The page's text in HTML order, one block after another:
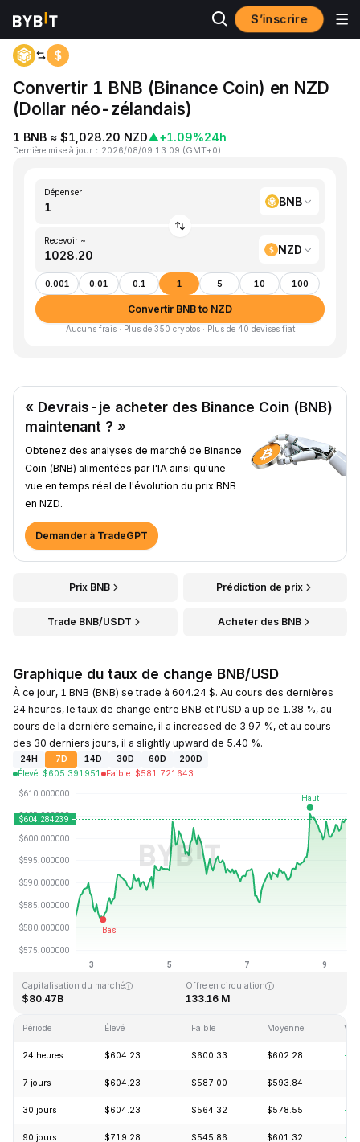
S’inscrire
Accueil
Convertir 1 BNB (Binance Coin) en NZD
(Dollar néo-zélandais)
1 BNB ≈ $1,028.20 NZD▲+1.09%24h
Dernière mise à jour ： 2026/08/09 13:09 (GMT+0)
Dépenser
BNB
Recevoir ~
NZD
0.001 0.01 0.1 1 5 10 100
Convertir BNB to NZD
Aucuns frais · Plus de 350 cryptos · Plus de 40 devises fiat
« Devrais-je acheter des Binance Coin (BNB)
maintenant ? »
Obtenez des analyses de marché de Binance
Coin (BNB) alimentées par l'IA ainsi qu'une
vue en temps réel de l'évolution du prix BNB
en NZD.
Demander à TradeGPT
Prix BNB Prédiction de prix
Trade BNB/USDT Acheter des BNB
Graphique du taux de change BNB/USD
À ce jour, 1 BNB (BNB) se trade à 604.24 $. Au cours des dernières
24 heures, le taux de change entre BNB et l'USD a up de 1.38 %, au
cours de la dernière semaine, il a increased de 3.97 %, et au cours
des 30 derniers jours, il a slightly upward de 5.40 %.
24H 7D 14D 30D 60D
200D
Élevé: $605.391951 Faible: $581.721643
Dernière mise à jour : 2026-08-09, 13:09 GMT+0
Plus haut niveau historique
Capitalisation du marché
$80.47B
Offre en circulation
133.16 M
Période Élevé Faible Moyenne
24 heures $604.23 $600.33 $602.28
7 jours $604.23 $587.00 $593.84
30 jours $604.23 $564.32 $578.55
90 jours $719.28 $545.86 $601.32